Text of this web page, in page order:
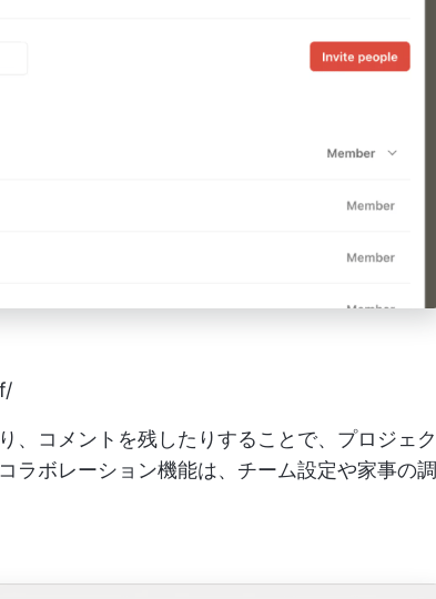
、コメントを残したりすることで、プロジェク
ラボレーション機能は、チーム設定や家事の調